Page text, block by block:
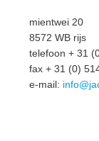
mientwei 20
8572 WB rijs
telefoon + 31
fax + 31 (0)
e-mail: